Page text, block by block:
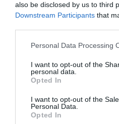
also be disclosed by us to third
Downstream Participants that
Please note that this website/
not limited to your visit or usage
grant or deny consent to
use your data for below
consent section.
Personal Data Processing
I want to opt-out of the
personal data.
Opted In
I want to opt-out of the
Personal Data.
Opted In
Legfrissebb híreink
35 PERCES